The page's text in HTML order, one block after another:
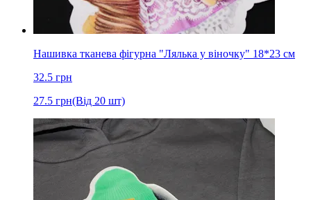
Нашивка тканева фігурна "Лялька у віночку" 18*23 см
32.5 грн
27.5 грн(Від 20 шт)